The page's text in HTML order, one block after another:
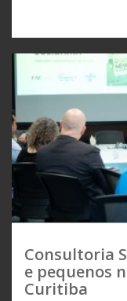
Consultoria
e pequenos
Curitiba